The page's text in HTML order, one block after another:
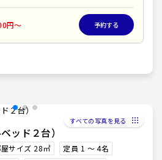
円〜 予約する
すべての写真を見る
ッド２台）
サイズ 28㎡
定員 1 〜 4名